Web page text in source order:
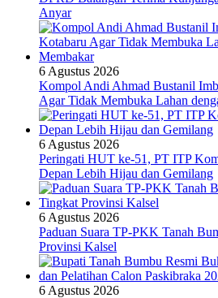
Anyar
6 Agustus 2026
Kompol Andi Ahmad Bustanil
Agar Tidak Membuka Lahan
6 Agustus 2026
Peringati HUT ke-51, PT ITP
Depan Lebih Hijau dan Gemilang
6 Agustus 2026
Paduan Suara TP-PKK Tanah
Provinsi Kalsel
6 Agustus 2026